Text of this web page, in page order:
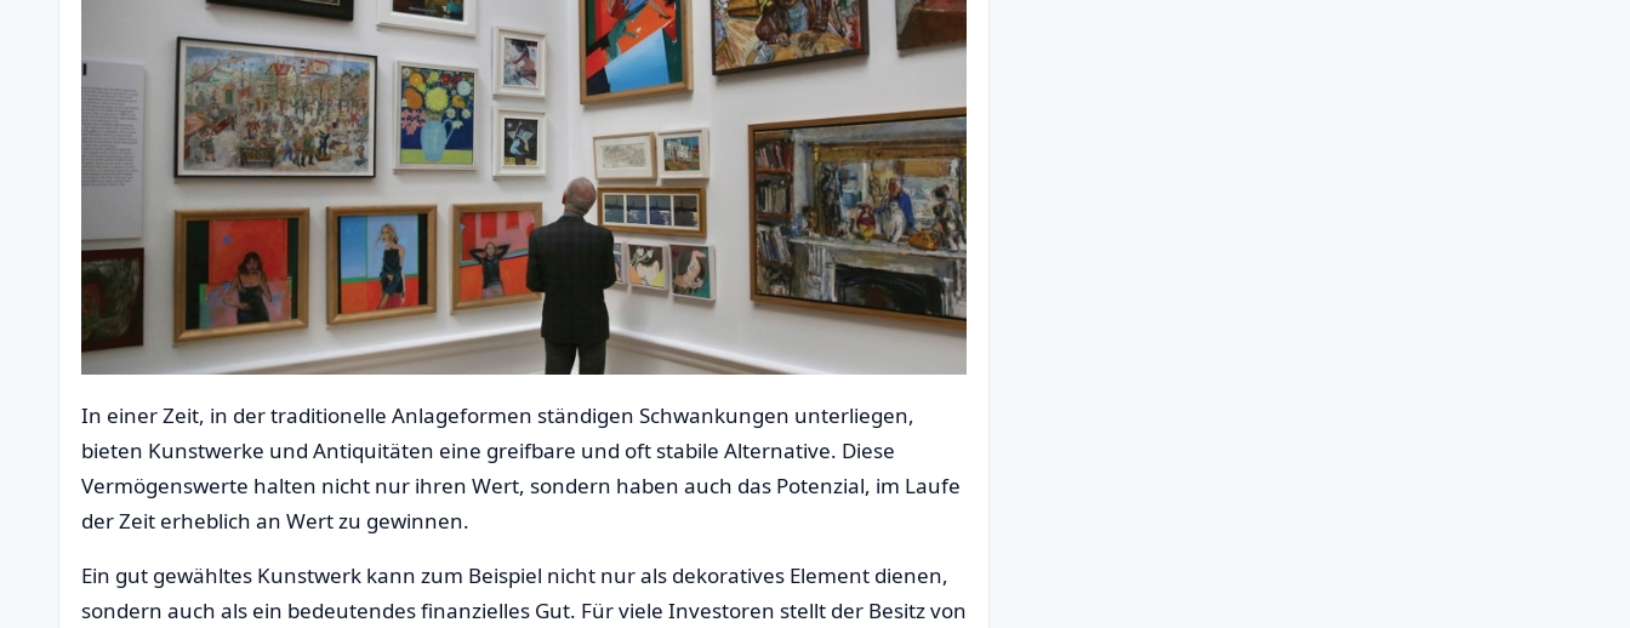
In einer Zeit, in der traditionelle Anlageformen ständigen Schwankungen unterliegen,
bieten Kunstwerke und Antiquitäten eine greifbare und oft stabile Alternative. Diese
Vermögenswerte halten nicht nur ihren Wert, sondern haben auch das Potenzial, im Laufe
der Zeit erheblich an Wert zu gewinnen.
Ein gut gewähltes Kunstwerk kann zum Beispiel nicht nur als dekoratives Element dienen,
sondern auch als ein bedeutendes finanzielles Gut. Für viele Investoren stellt der Besitz von